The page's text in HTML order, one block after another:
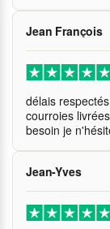
Jean François
délais
courroies
besoin je
Jean-Yves